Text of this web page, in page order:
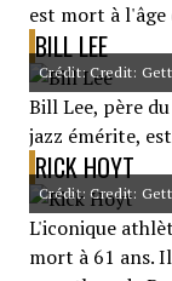
est mort à l'âge
BILL LEE
Crédit: Credit:
Bill Lee, père
jazz émérite,
RICK HOYT
Crédit: Credit:
L'iconique
mort à 61 ans.